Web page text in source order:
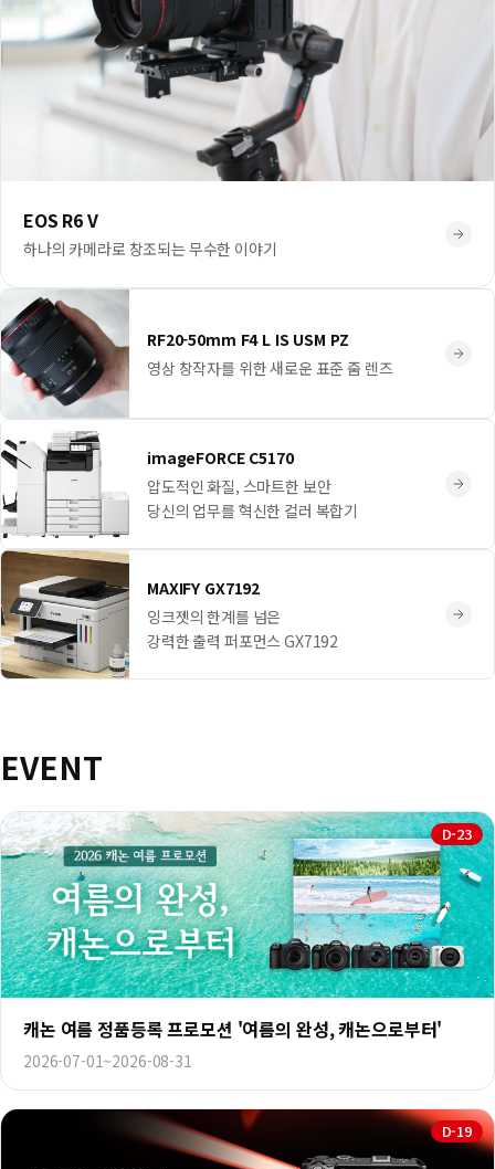
EOS R6 V
하나의 카메라로 창조되는 무수한 이야기
RF20-50mm F4 L IS USM PZ
영상 창작자를 위한 새로운 표준 줌 렌즈
imageFORCE C5170
압도적인 화질, 스마트한 보안
당신의 업무를 혁신한 컬러 복합기
MAXIFY GX7192
잉크젯의 한계를 넘은
강력한 출력 퍼포먼스 GX7192
EVENT
D-23
캐논 여름 정품등록 프로모션 '여름의 완성, 캐논으로부터'
2026-07-01~2026-08-31
D-19